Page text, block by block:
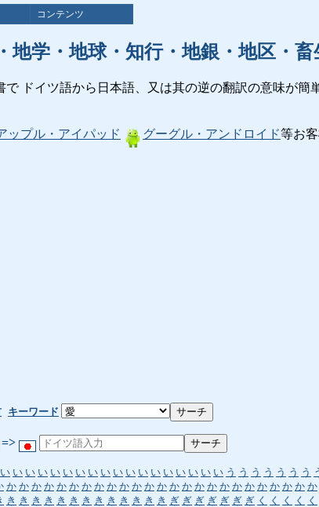
コンテンツ
地学・地球・知行・地銀・地区・
で ドイツ語から日本語、又は其の逆の翻訳の意味が
ップル・アイパッド グーグル・アンドロイド等お
キーワード
=>
い い い い い い い い い い い い い い い い い い う う う う う う う
か か か か か か か か か か か か か か か か か か か か か か か か か
き き き き き き き き き き き き き ぎ ぎ ぎ ぎ ぎ ぎ ぎ く く く く く